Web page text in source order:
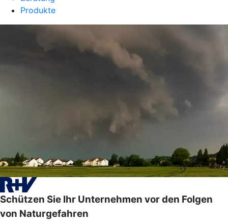
Produkte
Schützen Sie Ihr Unternehmen vor den Folgen
von Naturgefahren